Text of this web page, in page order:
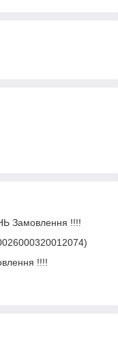
Замовлення !!!!
!!!!